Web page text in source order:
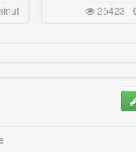
knedlíkem nebo těstovinami.
45 minut